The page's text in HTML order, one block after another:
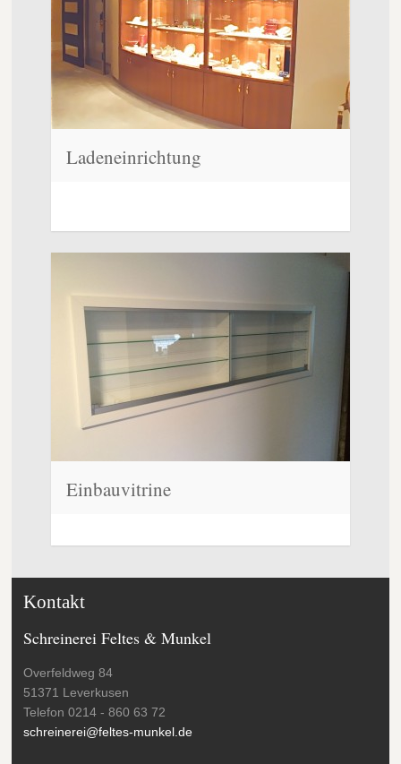
Ladeneinrichtung
Einbauvitrine
Kontakt
Schreinerei Feltes & Munkel
Overfeldweg 84
51371 Leverkusen
Telefon 0214 - 860 63 72
schreinerei@feltes-munkel.de